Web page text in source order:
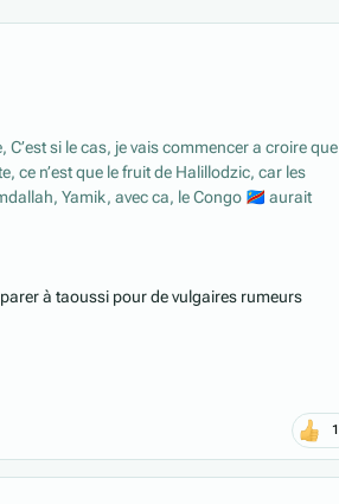
si le cas, je vais commencer a croire que
ce n’est que le fruit de Halillodzic, car les
Yamik, avec ca, le Congo 🇨🇩 aurait
à taoussi pour de vulgaires rumeurs
1